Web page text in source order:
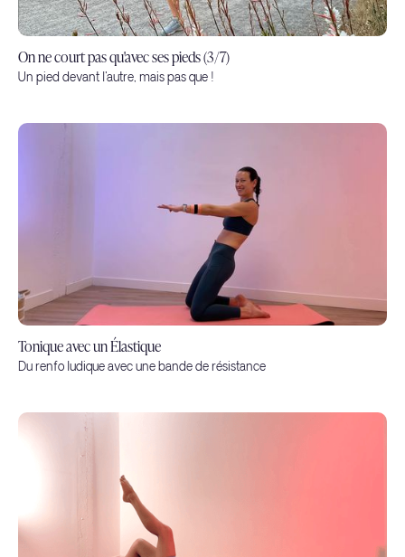
On ne court pas qu'avec ses pieds (3/7)
Un pied devant l'autre, mais pas que !
Tonique avec un Élastique
Du renfo ludique avec une bande de résistance